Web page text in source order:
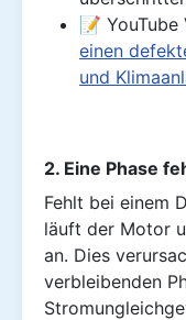
📝 YouTube
einen
und
2. Eine Phase
Fehlt bei einem
läuft der Motor
an. Dies
verbleibenden